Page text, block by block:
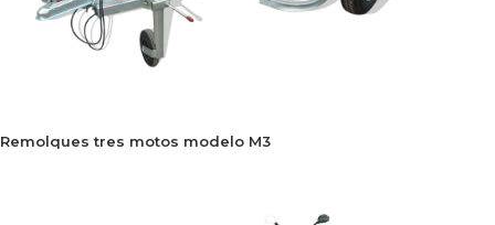
Remolques tres motos modelo M3